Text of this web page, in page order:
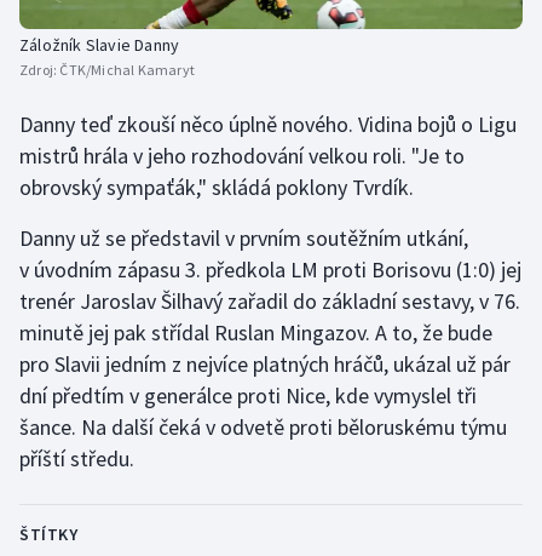
Záložník Slavie Danny
Zdroj: ČTK/Michal Kamaryt
Danny teď zkouší něco úplně nového. Vidina bojů o Ligu
mistrů hrála v jeho rozhodování velkou roli. "Je to
obrovský sympaťák," skládá poklony Tvrdík.
Danny už se představil v prvním soutěžním utkání,
v úvodním zápasu 3. předkola LM proti Borisovu (1:0) jej
trenér Jaroslav Šilhavý zařadil do základní sestavy, v 76.
minutě jej pak střídal Ruslan Mingazov. A to, že bude
pro Slavii jedním z nejvíce platných hráčů, ukázal už pár
dní předtím v generálce proti Nice, kde vymyslel tři
šance. Na další čeká v odvetě proti běloruskému týmu
příští středu.
ŠTÍTKY